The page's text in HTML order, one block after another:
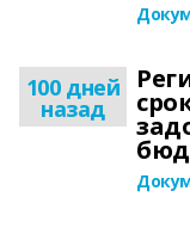
100 дней
назад